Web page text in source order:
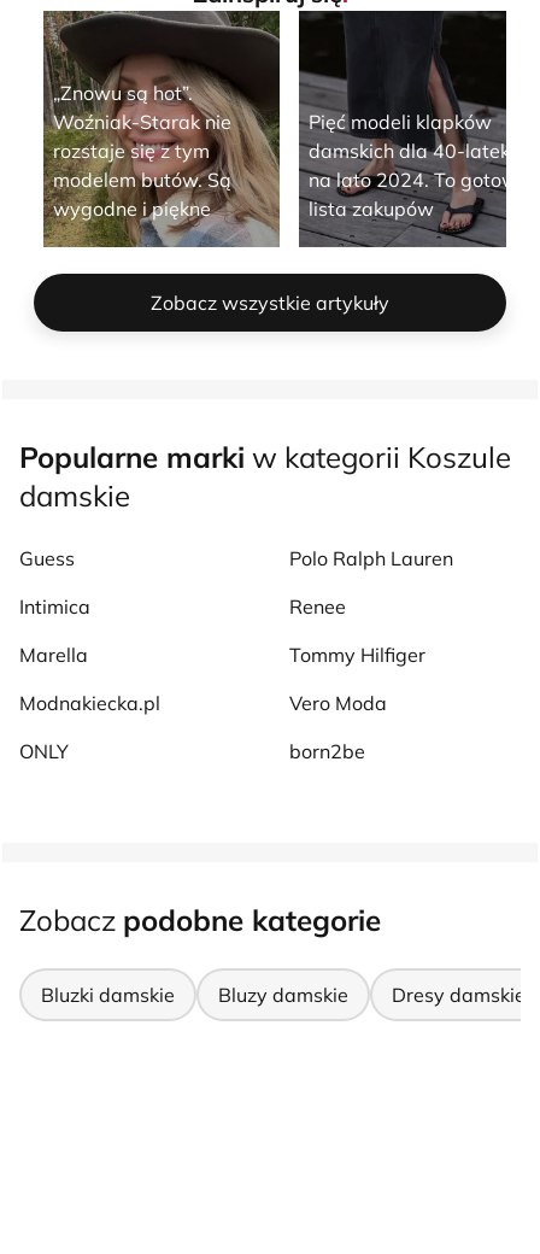
„Znowu są hot”.
Woźniak-Starak nie
rozstaje się z tym
modelem butów. Są
wygodne i piękne
Pięć modeli klapków
damskich dla 40-latek
na lato 2024. To gotowa
lista zakupów
Zobacz wszystkie artykuły
Popularne marki w kategorii Koszule
damskie
Guess
Intimica
Marella
Modnakiecka.pl
ONLY
Polo Ralph Lauren
Renee
Tommy Hilfiger
Vero Moda
born2be
Zobacz podobne kategorie
Bluzki damskie Bluzy damskie Dresy damskie